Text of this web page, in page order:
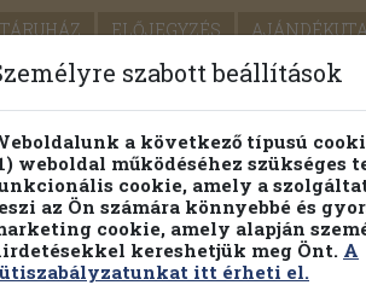
ELŐJEGYZÉS
PILLANATNYI ÁRAINK
Részletes kereső
szabott beállítások
a következő típusú
weboldal működéséhez szükséges
cookie, amely a
az Ön számára könnyebbé és
cookie, amely alapján
kereshetjük meg Önt. A
itt érheti el.